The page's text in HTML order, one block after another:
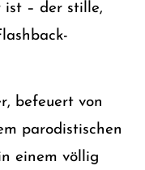
ist – der stille,
befeuert von
parodistischen
einem völlig